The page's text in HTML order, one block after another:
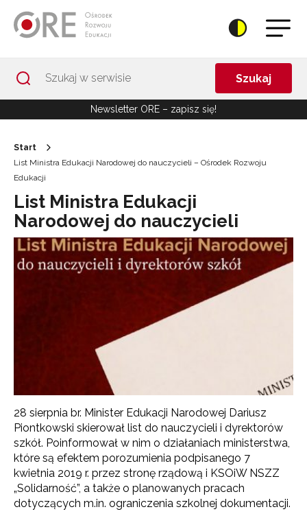
Szukaj
Newsletter ORE – zapisz się!
Start
List Ministra Edukacji Narodowej do nauczycieli – Ośrodek Rozwoju
Edukacji
List Ministra Edukacji
Narodowej do nauczycieli
28 sierpnia br. Minister Edukacji Narodowej Dariusz
Piontkowski skierował list do nauczycieli i dyrektorów
szkół. Poinformował w nim o działaniach ministerstwa,
które są efektem porozumienia podpisanego 7
kwietnia 2019 r. przez stronę rządową i KSOiW NSZZ
„Solidarność”, a także o planowanych pracach
dotyczących m.in. ograniczenia szkolnej dokumentacji.